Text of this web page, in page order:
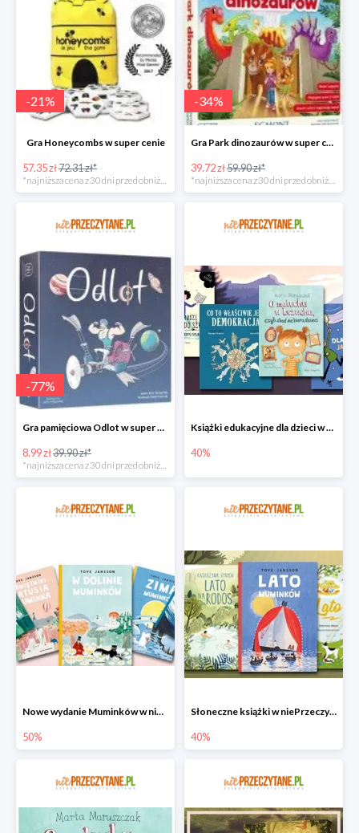
-21%
Gra Honeycombs w super cenie
57.35 zł72.31 zł*
*najniższa cena z 30 dni przed obniżką
-34%
Gra Park dinozaurów w super cenie
39.72 zł59.90 zł*
*najniższa cena z 30 dni przed obniżką
-77%
Gra pamięciowa Odlot w super cenie
8.99 zł39.90 zł*
Książki edukacyjne dla dzieci w niePrzeczytane.pl do -40%
40%
Nowe wydanie Muminków w niePrzeczytane.pl do -50%
50%
Słoneczne książki w niePrzeczytane.pl do -40%
40%